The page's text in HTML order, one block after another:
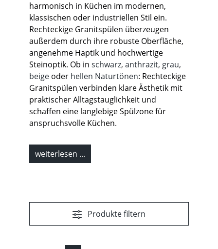
harmonisch in Küchen im modernen,
klassischen oder industriellen Stil ein.
Rechteckige Granitspülen überzeugen
außerdem durch ihre robuste Oberfläche,
angenehme Haptik und hochwertige
Steinoptik. Ob in schwarz, anthrazit, grau,
beige oder hellen Naturtönen: Rechteckige
Granitspülen verbinden klare Ästhetik mit
praktischer Alltagstauglichkeit und
schaffen eine langlebige Spülzone für
anspruchsvolle Küchen.
weiterlesen ...
Produkte filtern